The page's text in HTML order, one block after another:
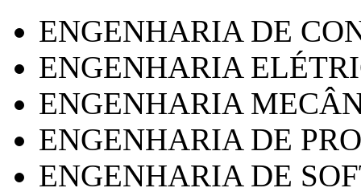
ENGENHARIA DE
ENGENHARIA
ENGENHARIA
ENGENHARIA DE
ENGENHARIA DE